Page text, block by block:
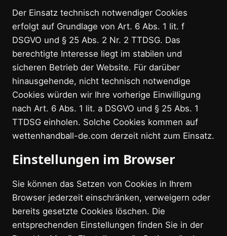
Der Einsatz technisch notwendiger Cookies
erfolgt auf Grundlage von Art. 6 Abs. 1 lit. f
DSGVO und § 25 Abs. 2 Nr. 2 TTDSG. Das
berechtigte Interesse liegt im stabilen und
sicheren Betrieb der Website. Für darüber
hinausgehende, nicht technisch notwendige
Cookies würden wir Ihre vorherige Einwilligung
nach Art. 6 Abs. 1 lit. a DSGVO und § 25 Abs. 1
TTDSG einholen. Solche Cookies kommen auf
wettenhandball-de.com derzeit nicht zum Einsatz.
Einstellungen im Browser
Sie können das Setzen von Cookies in Ihrem
Browser jederzeit einschränken, verweigern oder
bereits gesetzte Cookies löschen. Die
entsprechenden Einstellungen finden Sie in der